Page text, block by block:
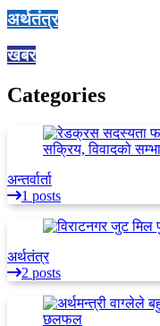
अर्थतंत्र
खबर
Categories
अन्तर्वार्ता
1 posts
अर्थतंत्र
2 posts